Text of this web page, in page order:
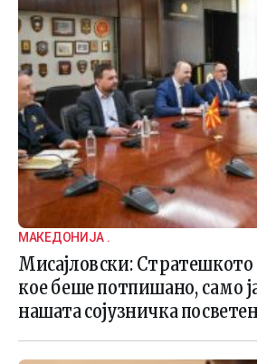
МАКЕДОНИЈА .
Мисајловски: Стратешкото
кое беше потпишано, само
нашата сојузничка